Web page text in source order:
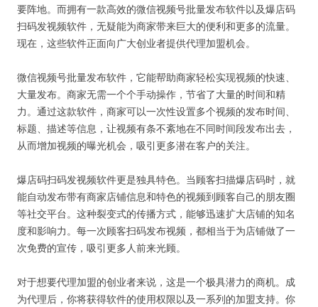
要阵地。而拥有一款高效的微信视频号批量发布软件以及爆店码
扫码发视频软件，无疑能为商家带来巨大的便利和更多的流量。
现在，这些软件正面向广大创业者提供代理加盟机会。
微信视频号批量发布软件，它能帮助商家轻松实现视频的快速、
大量发布。商家无需一个个手动操作，节省了大量的时间和精
力。通过这款软件，商家可以一次性设置多个视频的发布时间、
标题、描述等信息，让视频有条不紊地在不同时间段发布出去，
从而增加视频的曝光机会，吸引更多潜在客户的关注。
爆店码扫码发视频软件更是独具特色。当顾客扫描爆店码时，就
能自动发布带有商家店铺信息和特色的视频到顾客自己的朋友圈
等社交平台。这种裂变式的传播方式，能够迅速扩大店铺的知名
度和影响力。每一次顾客扫码发布视频，都相当于为店铺做了一
次免费的宣传，吸引更多人前来光顾。
对于想要代理加盟的创业者来说，这是一个极具潜力的商机。成
为代理后，你将获得软件的使用权限以及一系列的加盟支持。你